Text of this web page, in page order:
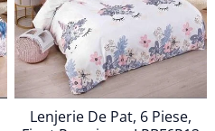
Lenjerie De Pat, 6 Piese,